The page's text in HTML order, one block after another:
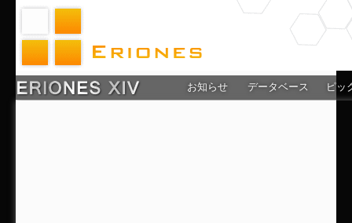
お知らせ データベース ピッ